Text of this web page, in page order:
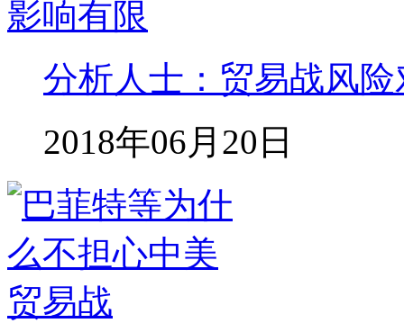
分析人士：贸易战风
2018年06月20日